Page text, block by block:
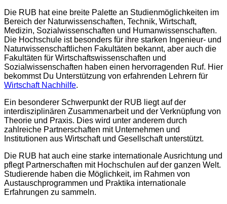
Die RUB hat eine breite Palette an Studienmöglichkeiten im
Bereich der Naturwissenschaften, Technik, Wirtschaft,
Medizin, Sozialwissenschaften und Humanwissenschaften.
Die Hochschule ist besonders für ihre starken Ingenieur- und
Naturwissenschaftlichen Fakultäten bekannt, aber auch die
Fakultäten für Wirtschaftswissenschaften und
Sozialwissenschaften haben einen hervorragenden Ruf. Hier
bekommst Du Unterstützung von erfahrenden Lehrern für
Wirtschaft Nachhilfe.
Ein besonderer Schwerpunkt der RUB liegt auf der
interdisziplinären Zusammenarbeit und der Verknüpfung von
Theorie und Praxis. Dies wird unter anderem durch
zahlreiche Partnerschaften mit Unternehmen und
Institutionen aus Wirtschaft und Gesellschaft unterstützt.
Die RUB hat auch eine starke internationale Ausrichtung und
pflegt Partnerschaften mit Hochschulen auf der ganzen Welt.
Studierende haben die Möglichkeit, im Rahmen von
Austauschprogrammen und Praktika internationale
Erfahrungen zu sammeln.